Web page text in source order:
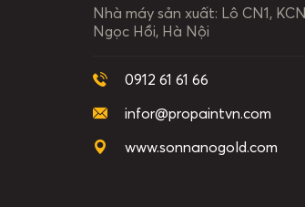
Nhà máy sản xuất: Lô CN1, KCN
Ngọc Hồi, Hà Nội
0912 61 61 66
infor@propaintvn.com
www.sonnanogold.com